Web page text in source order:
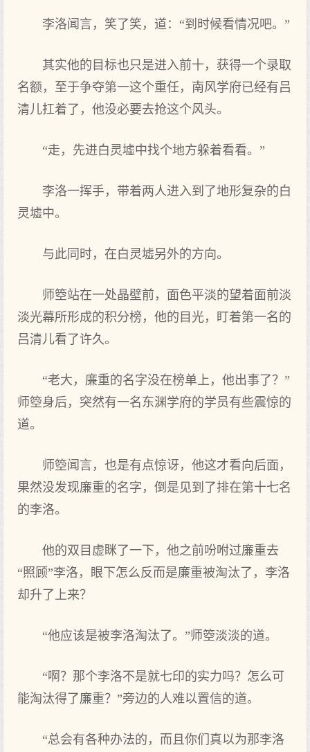
李洛闻言，笑了笑，道：“到时候看情况吧。”
其实他的目标也只是进入前十，获得一个录取
名额，至于争夺第一这个重任，南风学府已经有吕
清儿扛着了，他没必要去抢这个风头。
“走，先进白灵墟中找个地方躲着看看。”
李洛一挥手，带着两人进入到了地形复杂的白
灵墟中。
与此同时，在白灵墟另外的方向。
师箜站在一处晶壁前，面色平淡的望着面前淡
淡光幕所形成的积分榜，他的目光，盯着第一名的
吕清儿看了许久。
“老大，廉重的名字没在榜单上，他出事了？”
师箜身后，突然有一名东渊学府的学员有些震惊的
道。
师箜闻言，也是有点惊讶，他这才看向后面，
果然没发现廉重的名字，倒是见到了排在第十七名
的李洛。
他的双目虚眯了一下，他之前吩咐过廉重去
“照顾”李洛，眼下怎么反而是廉重被淘汰了，李洛
却升了上来？
“他应该是被李洛淘汰了。”师箜淡淡的道。
“啊？那个李洛不是就七印的实力吗？怎么可
能淘汰得了廉重？”旁边的人难以置信的道。
“总会有各种办法的，而且你们真以为那李洛